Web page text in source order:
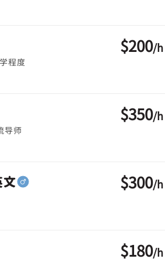
程度
$200/
导师
$350/
$300/
$180/